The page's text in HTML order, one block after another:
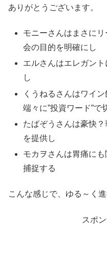
ありがとうございます。
モニーさんはまさに
会の目的を明確にし
エルさんはエレガン
し
くうねるさんはワイ
端々に”投資ワード”で
たぱぞうさんは豪快
を提供し
モカヲさんは胃痛に
捕捉する
こんな感じで、ゆる～く進
スポ